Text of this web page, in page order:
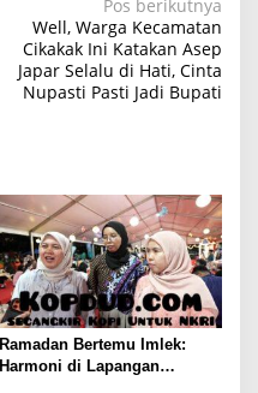
Pos berikutnya
Well, Warga Kecamatan
Cikakak Ini Katakan Asep
Japar Selalu di Hati, Cinta
Nupasti Pasti Jadi Bupati
Ramadan Bertemu Imlek:
Harmoni di Lapangan